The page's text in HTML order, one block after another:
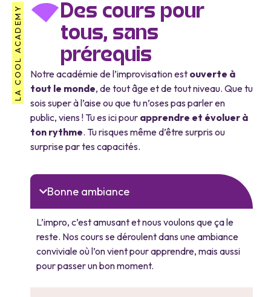
LA COOL ACADEMY
Des cours pour
tous, sans
prérequis
Notre académie de l’improvisation est ouverte à
tout le monde, de tout âge et de tout niveau. Que tu
sois super à l’aise ou que tu n’oses pas parler en
public, viens ! Tu es ici pour apprendre et évoluer à
ton rythme. Tu risques même d’être surpris ou
surprise par tes capacités.
Bonne ambiance
L’impro, c’est amusant et nous voulons que ça le
reste. Nos cours se déroulent dans une ambiance
conviviale où l’on vient pour apprendre, mais aussi
pour passer un bon moment.